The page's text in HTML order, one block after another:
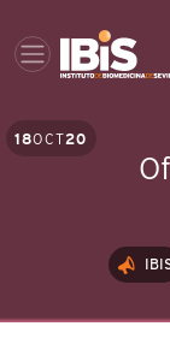
18OCT20